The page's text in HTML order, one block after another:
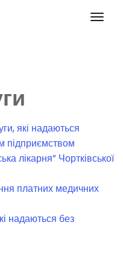
які надаються
підприємством
лікарня” Чортківської
платних медичних
надаються без